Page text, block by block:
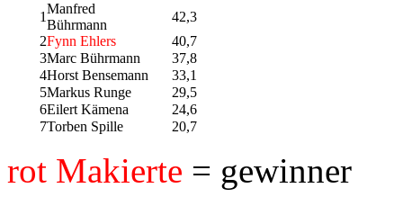
1
Manfred
Bührmann
42,3
2Fynn Ehlers
40,7
3Marc Bührmann
37,8
4Horst Bensemann
33,1
5Markus Runge
29,5
6Eilert Kämena
24,6
7Torben Spille 20,7
rot Makierte = gewinner